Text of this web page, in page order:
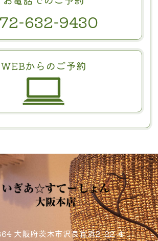
632-9430
WEBからのご予約
大阪府茨木市沢良宜浜2-22-4